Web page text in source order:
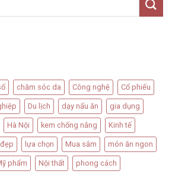
chăm sóc da Công nghệ Cổ phiếu
Du lịch dạy nấu ăn gia dụng
Hà Nội kem chống nắng Kinh tế
lựa chọn Mua sắm món ăn ngon
phẩm Nội thất phong cách